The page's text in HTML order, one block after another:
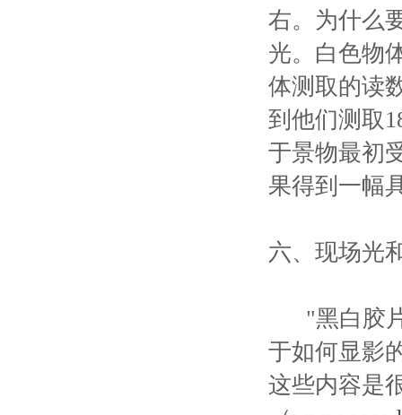
右。为什么
光。白色物
体测取的读
到他们测取
于景物最初
果得到一幅
六、现场光
"黑白胶片
于如何显影
这些内容是